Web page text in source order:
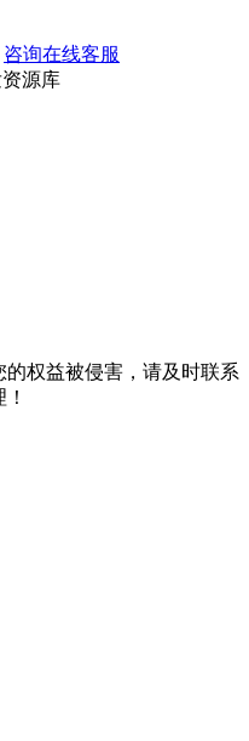
咨询在线客服
源库
权益被侵害，请及时联系